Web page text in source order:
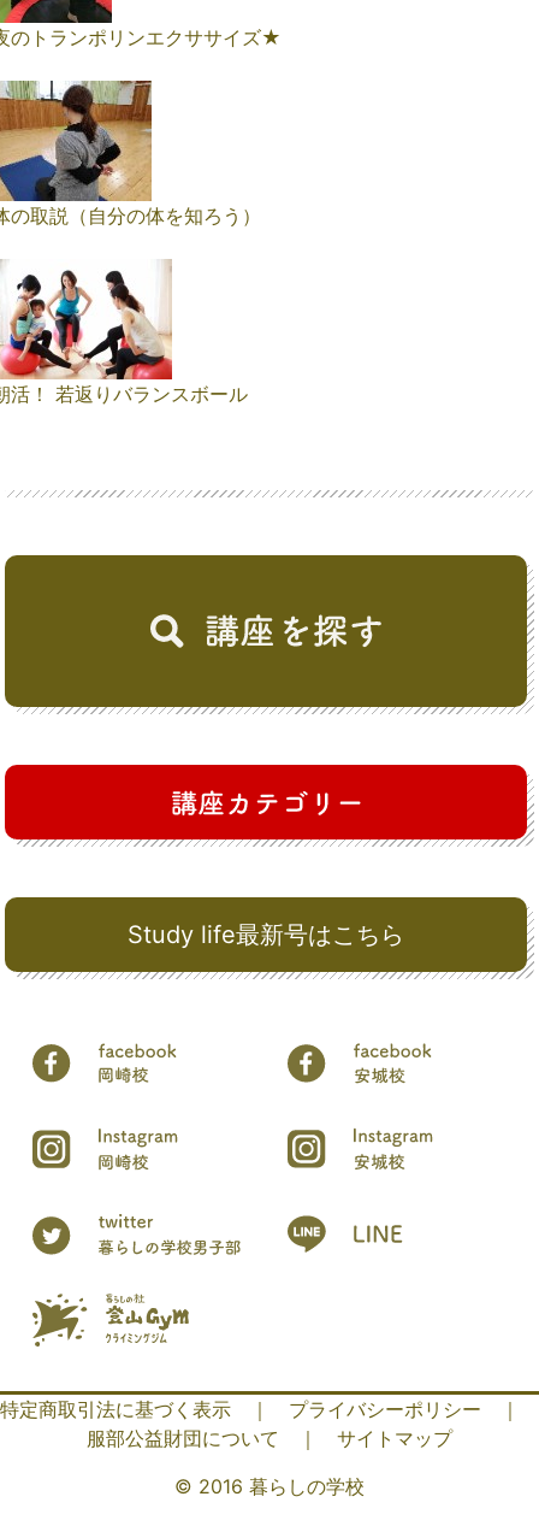
Study life最新号はこちら
のトランポリンエクササイズ★
の取説（自分の体を知ろう）
活！ 若返りバランスボール
特定商取引法に基づく表示 ｜ プライバシーポリシー
｜
服部公益財団について
｜
サイトマップ
© 2016 暮らしの学校